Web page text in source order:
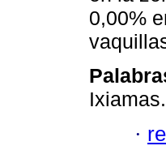
0,00%
Ixiamas.
·